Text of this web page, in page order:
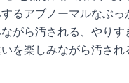
るアブノーマルなぶっ
がら汚される、やりす
を楽しみながら汚され